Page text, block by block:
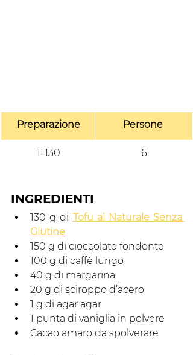
Preparazione Persone
1H30 6
INGREDIENTI
130 g di Tofu al Naturale Senza
Glutine
150 g di cioccolato fondente
100 g di caffè lungo
40 g di margarina
20 g di sciroppo d’acero
1 g di agar agar
1 punta di vaniglia in polvere
Cacao amaro da spolverare